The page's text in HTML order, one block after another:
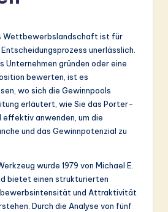
Wettbewerbslandschaft ist für
unerlässlich.
Unternehmen gründen oder eine
bewerten, ist es
wo sich die Gewinnpools
erläutert, wie Sie das Porter-
anwenden, um die
und das Gewinnpotenzial zu
wurde 1979 von Michael E.
bietet einen strukturierten
und Attraktivität
Durch die Analyse von fünf